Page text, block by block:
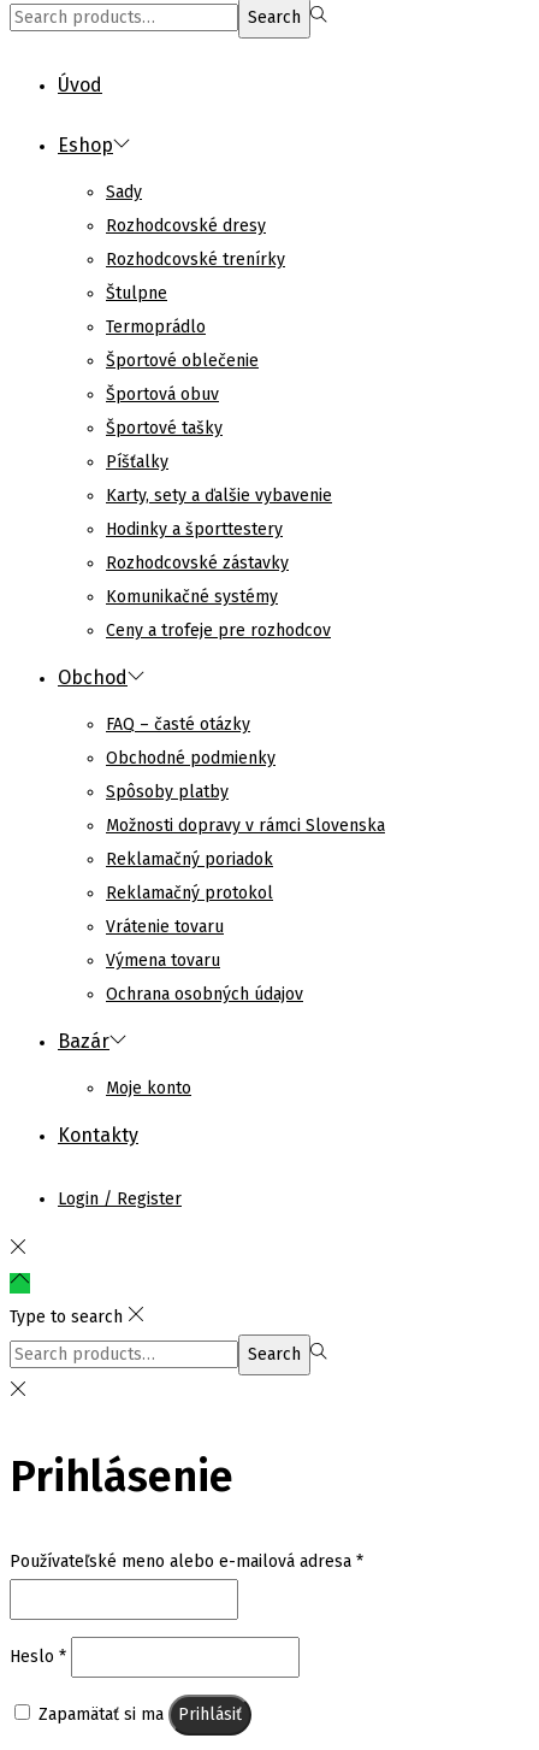
Search
Search
Úvod
Eshop
Sady
Rozhodcovské dresy
Rozhodcovské trenírky
Štulpne
Termoprádlo
Športové oblečenie
Športová obuv
Športové tašky
Píšťalky
Karty, sety a ďalšie vybavenie
Hodinky a športtestery
Rozhodcovské zástavky
Komunikačné systémy
Ceny a trofeje pre rozhodcov
Obchod
FAQ – časté otázky
Obchodné podmienky
Spôsoby platby
Možnosti dopravy v rámci Slovenska
Reklamačný poriadok
Reklamačný protokol
Vrátenie tovaru
Výmena tovaru
Ochrana osobných údajov
Bazár
Moje konto
Kontakty
Login / Register
Type to search
Search
for:>
Search
Prihlásenie
Používateľské meno alebo e-mailová adresa *Povinné
Heslo *Povinné
Zapamätať si ma Prihlásiť